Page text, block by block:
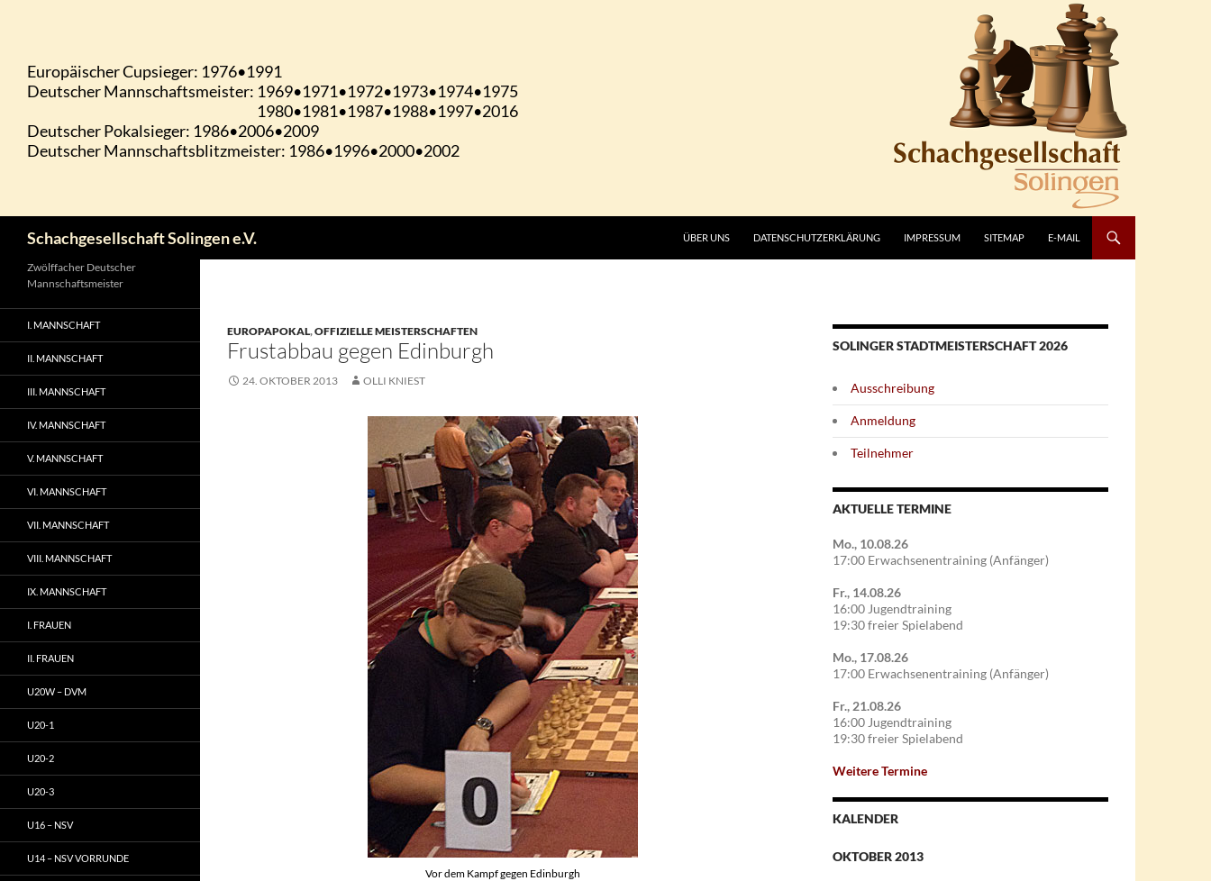
Schachgesellschaft Solingen e.V. ÜBER UNS DATENSCHUTZERKLÄRUNG IMPRESSUM SITEMAP E-MAIL
EUROPAPOKAL,OFFIZIELLE MEISTERSCHAFTEN
Frustabbau gegen Edinburgh
24. OKTOBER 2013 OLLI KNIEST
Vor dem Kampf gegen Edinburgh
SOLINGER STADTMEISTERSCHAFT 2026
Ausschreibung
Anmeldung
Teilnehmer
AKTUELLE TERMINE
Mo., 10.08.26
17:00 Erwachsenentraining (Anfänger)
Fr., 14.08.26
16:00 Jugendtraining
19:30 freier Spielabend
Mo., 17.08.26
17:00 Erwachsenentraining (Anfänger)
Fr., 21.08.26
16:00 Jugendtraining
19:30 freier Spielabend
Weitere Termine
KALENDER
OKTOBER 2013
Zwölffacher Deutscher
Mannschaftsmeister
I. MANNSCHAFT
II. MANNSCHAFT
III. MANNSCHAFT
IV. MANNSCHAFT
V. MANNSCHAFT
VI. MANNSCHAFT
VII. MANNSCHAFT
VIII. MANNSCHAFT
IX. MANNSCHAFT
I. FRAUEN
II. FRAUEN
U20W – DVM
U20-1
U20-2
U20-3
U16 – NSV
U14 – NSV VORRUNDE